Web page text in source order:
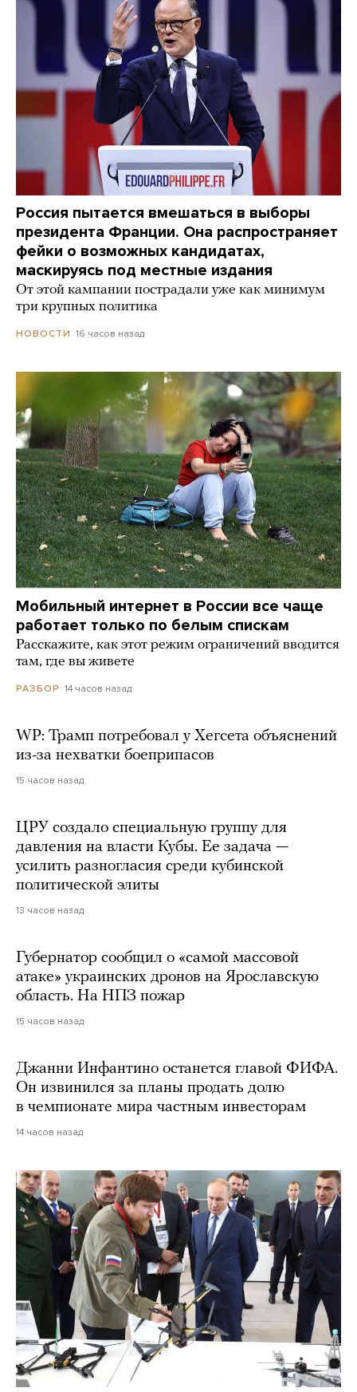
Россия пытается вмешаться в выборы
президента Франции. Она распространяет
фейки о возможных кандидатах,
маскируясь под местные издания
От этой кампании пострадали уже как минимум
три крупных политика
НОВОСТИ 16 часов назад
Мобильный интернет в России все чаще
работает только по белым спискам
Расскажите, как этот режим ограничений вводится
там, где вы живете
РАЗБОР 14 часов назад
WP: Трамп потребовал у Хегсета объяснений
из-за нехватки боеприпасов
15 часов назад
ЦРУ создало специальную группу для
давления на власти Кубы. Ее задача —
усилить разногласия среди кубинской
политической элиты
13 часов назад
Губернатор сообщил о «самой массовой
атаке» украинских дронов на Ярославскую
область. На НПЗ пожар
15 часов назад
Джанни Инфантино останется главой ФИФА.
Он извинился за планы продать долю
в чемпионате мира частным инвесторам
14 часов назад